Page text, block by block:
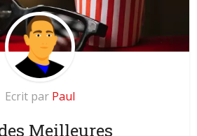
Ecrit par Paul
Meilleures